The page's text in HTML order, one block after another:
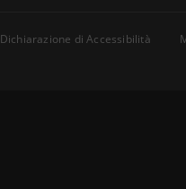
Dichiarazione di Accessibilità